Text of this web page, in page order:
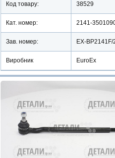
Код товару: 38529
Кат. номер: 2141-
Зав. номер:
Виробник EuroEx